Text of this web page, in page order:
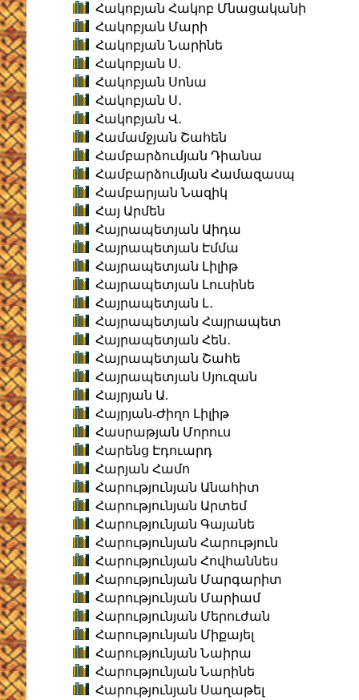
Հակոբյան Հակոբ Մնացականի
Հակոբյան Մարի
Հակոբյան Նարինե
Հակոբյան Ս.
Հակոբյան Սոնա
Հակոբյան Ս․
Հակոբյան Վ․
Համամջյան Շահեն
Համբարձումյան Դիանա
Համբարձումյան Համազասպ
Համբարյան Նազիկ
Հայ Արմեն
Հայրապետյան Աիդա
Հայրապետյան Էմմա
Հայրապետյան Լիլիթ
Հայրապետյան Լուսինե
Հայրապետյան Լ․
Հայրապետյան Հայրապետ
Հայրապետյան Հեն․
Հայրապետյան Շահե
Հայրապետյան Սյուզան
Հայրյան Ա.
Հայրյան-Ժիղո Լիլիթ
Հասրաթյան Մորուս
Հարենց Էդուարդ
Հարյան Համո
Հարությունյան Անահիտ
Հարությունյան Արտեմ
Հարությունյան Գայանե
Հարությունյան Հարություն
Հարությունյան Հովհաննես
Հարությունյան Մարգարիտ
Հարությունյան Մարիամ
Հարությունյան Մերուժան
Հարությունյան Միքայել
Հարությունյան Նաիրա
Հարությունյան Նարինե
Հարությունյան Սաղաթել